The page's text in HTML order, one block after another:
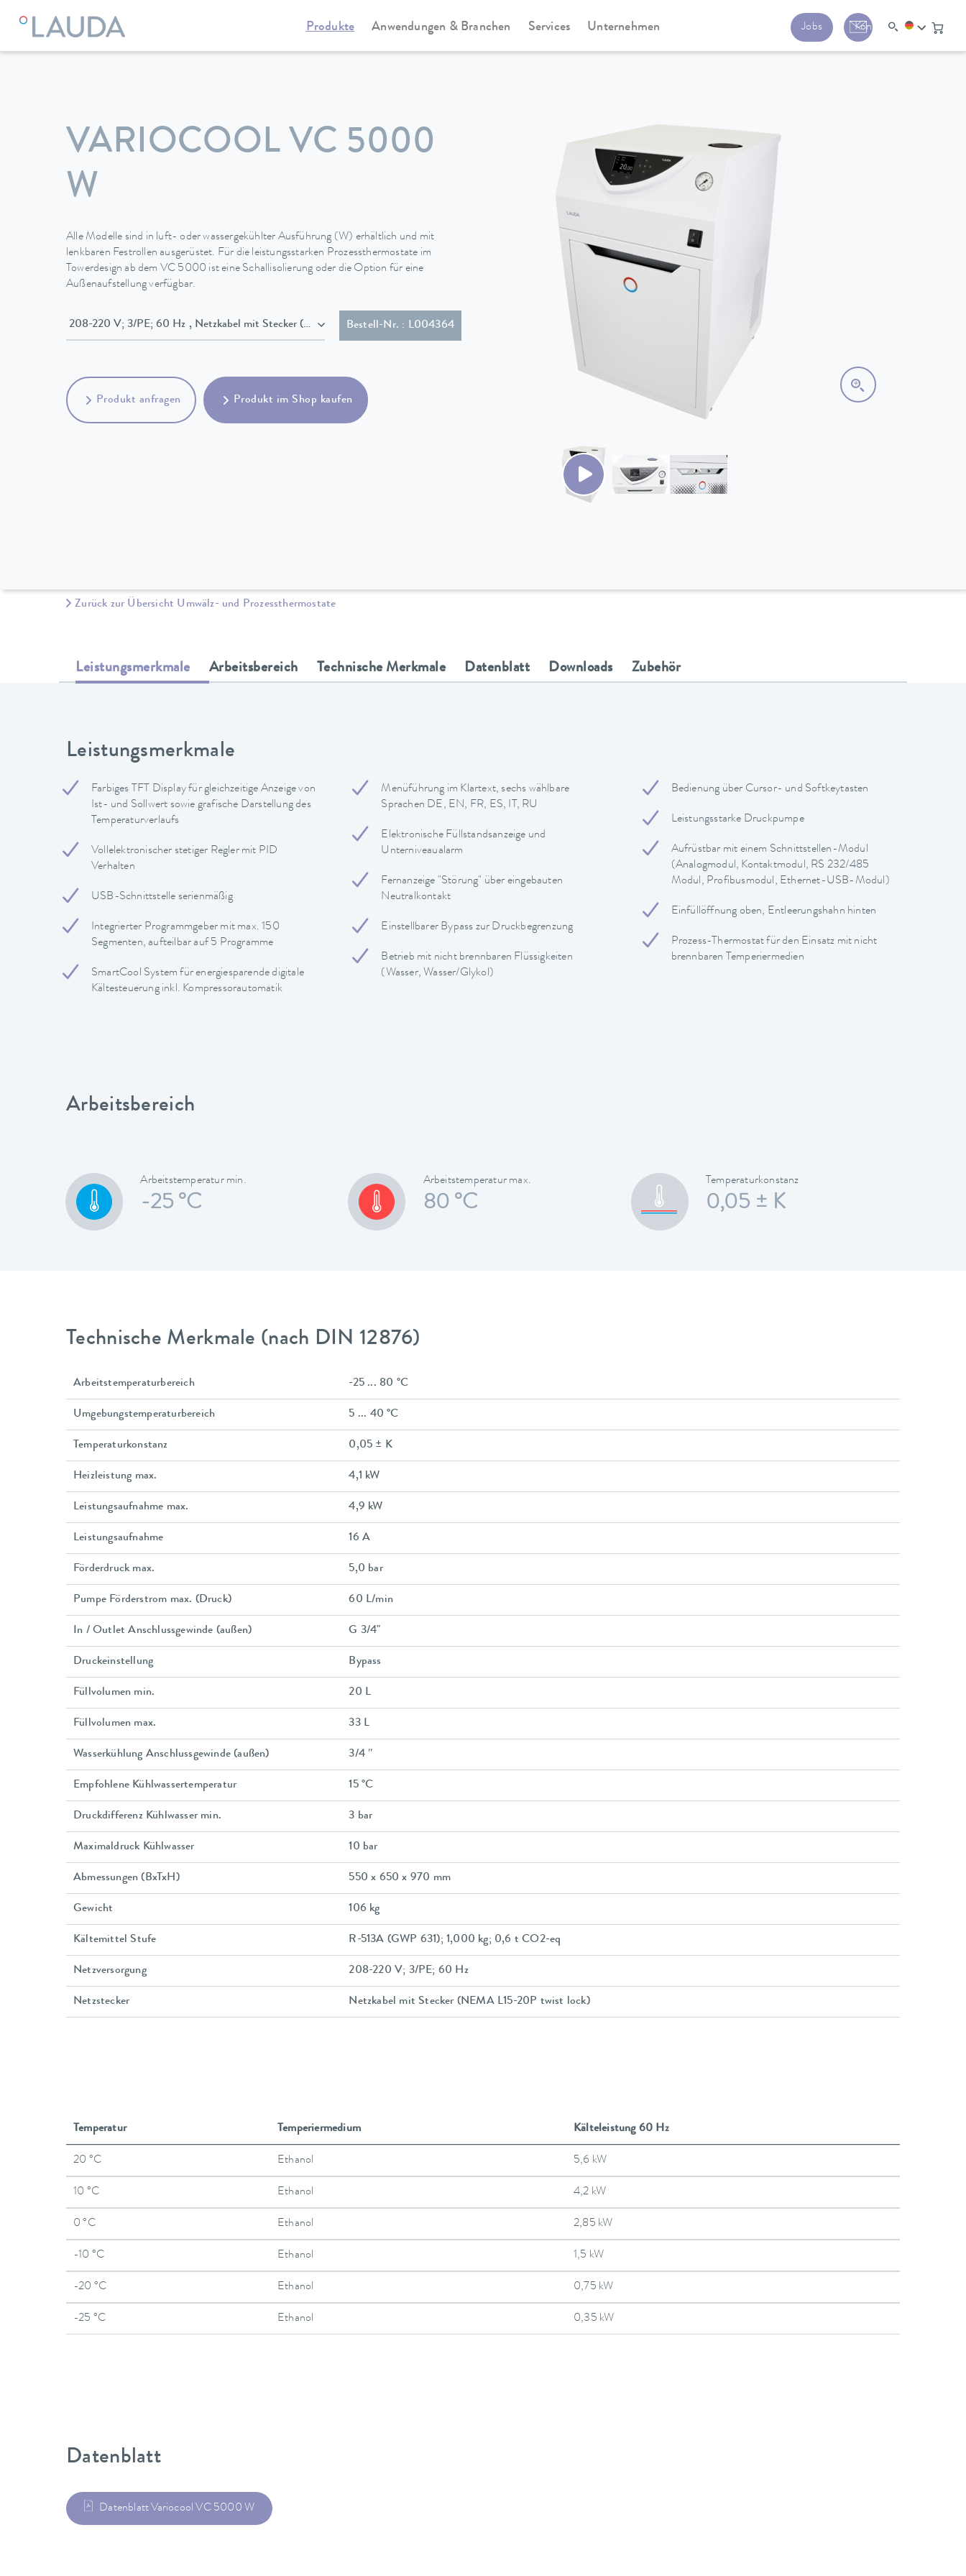
Produkte Anwendungen & Branchen Services Unternehmen Jobs Kontakt
LAUDA Temperiergeräte Umwälz- & Prozessthermostate Variocool
VARIOCOOL VC 5000
W
Alle Modelle sind in luft- oder wassergekühlter Ausführung (W) erhältlich und mit
lenkbaren Festrollen ausgerüstet. Für die leistungsstarken Prozessthermostate im
Towerdesign ab dem VC 5000 ist eine Schallisolierung oder die Option für eine
Außenaufstellung verfügbar.
208-220 V; 3/PE; 60 Hz , Netzkabel mit Stecker (NEMA L15-20P twist lock)
Bestell-Nr. : L004364
Produkt anfragen Produkt im Shop kaufen
Zurück zur Übersicht Umwälz- und Prozessthermostate
Leistungsmerkmale Arbeitsbereich Technische Merkmale Datenblatt Downloads Zubehör
Leistungsmerkmale
Farbiges TFT Display für gleichzeitige Anzeige von
Ist- und Sollwert sowie grafische Darstellung des
Temperaturverlaufs
Vollelektronischer stetiger Regler mit PID
Verhalten
USB-Schnittstelle serienmäßig
Integrierter Programmgeber mit max. 150
Segmenten, aufteilbar auf 5 Programme
SmartCool System für energiesparende digitale
Kältesteuerung inkl. Kompressorautomatik
Menüführung im Klartext, sechs wählbare
Sprachen DE, EN, FR, ES, IT, RU
Elektronische Füllstandsanzeige und
Unterniveaualarm
Fernanzeige "Störung" über eingebauten
Neutralkontakt
Einstellbarer Bypass zur Druckbegrenzung
Betrieb mit nicht brennbaren Flüssigkeiten
(Wasser, Wasser/Glykol)
Bedienung über Cursor- und Softkeytasten
Leistungsstarke Druckpumpe
Aufrüstbar mit einem Schnittstellen-Modul
(Analogmodul, Kontaktmodul, RS 232/485
Modul, Profibusmodul, Ethernet-USB-Modul)
Einfüllöffnung oben, Entleerungshahn hinten
Prozess-Thermostat für den Einsatz mit nicht
brennbaren Temperiermedien
Arbeitsbereich
Arbeitstemperatur min.
-25 °C
Arbeitstemperatur max.
80 °C
Temperaturkonstanz
0,05 ± K
Technische Merkmale (nach DIN 12876)
Arbeitstemperaturbereich -25 ... 80 °C
Umgebungstemperaturbereich 5 ... 40 °C
Temperaturkonstanz 0,05 ± K
Heizleistung max. 4,1 kW
Leistungsaufnahme max. 4,9 kW
Leistungsaufnahme 16 A
Förderdruck max. 5,0 bar
Pumpe Förderstrom max. (Druck) 60 L/min
In / Outlet Anschlussgewinde (außen) G 3/4"
Druckeinstellung Bypass
Füllvolumen min. 20 L
Füllvolumen max. 33 L
Wasserkühlung Anschlussgewinde (außen) 3/4 ″
Empfohlene Kühlwassertemperatur 15 °C
Druckdifferenz Kühlwasser min. 3 bar
Maximaldruck Kühlwasser 10 bar
Abmessungen (BxTxH) 550 x 650 x 970 mm
Gewicht 106 kg
Kältemittel Stufe R-513A (GWP 631); 1,000 kg; 0,6 t CO2-eq
Netzversorgung 208-220 V; 3/PE; 60 Hz
Netzstecker Netzkabel mit Stecker (NEMA L15-20P twist lock)
Temperatur Temperiermedium Kälteleistung 60 Hz
20 °C Ethanol 5,6 kW
10 °C Ethanol 4,2 kW
0 °C Ethanol 2,85 kW
-10 °C Ethanol 1,5 kW
-20 °C Ethanol 0,75 kW
-25 °C Ethanol 0,35 kW
Datenblatt
Datenblatt Variocool VC 5000 W